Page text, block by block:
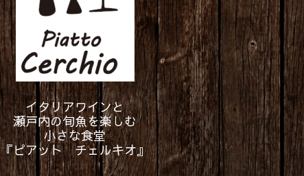
イタリアワインと
瀬戸内の旬魚を楽しむ
小さな食堂
『ピアット チェルキオ』